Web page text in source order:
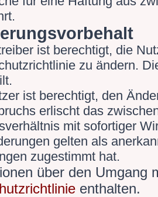
ist berechtigt, die
zu ändern.
ist berechtigt, den
erlischt das
mit sofortiger
gelten als
zugestimmt hat.
über den Umgang
enthalten.